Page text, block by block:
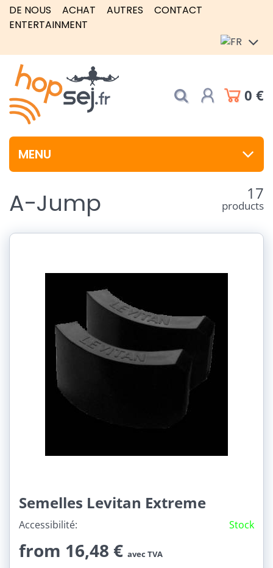
DE NOUS ACHAT AUTRES
CONTACT
ENTERTAINMENT
0 €
MENU
A-Jump 17
products
Semelles Levitan Extreme
Accessibilité: Stock
from 16,48 € avec TVA